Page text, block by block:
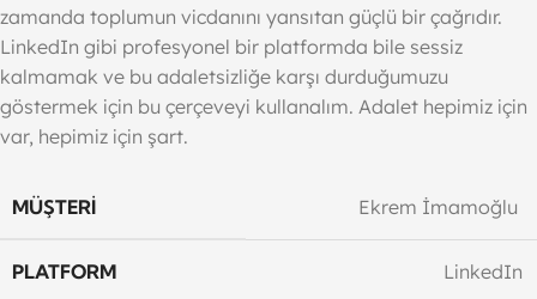
zamanda toplumun vicdanını yansıtan güçlü bir çağrıdır.
LinkedIn gibi profesyonel bir platformda bile sessiz
kalmamak ve bu adaletsizliğe karşı durduğumuzu
göstermek için bu çerçeveyi kullanalım. Adalet hepimiz için
var, hepimiz için şart.
MÜŞTERI Ekrem İmamoğlu
PLATFORM LinkedIn